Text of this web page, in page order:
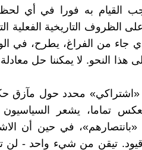
القيام به فورا في أي
الظروف التاريخية الفعلية
جاء من الفراغ، يطرح، في
هذا النحو. لا يمكننا حل
«اشتراكي» محدد حول مآزق
تماما، يشعر السياسيون
«بانتصارهم»، في حين أن
قيود. تيقن من شيء واحد - لن